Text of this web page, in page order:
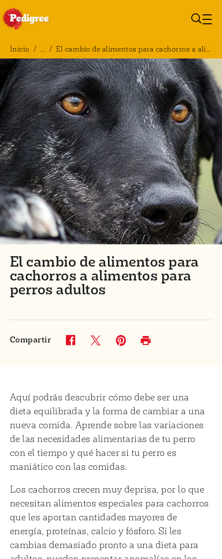
Breadcrumb
Inicio / ... / El cambio de alimentos para cachorros a alimentos para perros adultos
El cambio de alimentos para
cachorros a alimentos para
perros adultos
Compartir Facebook (opens in new window)
Twitter (opens in new window)
Pinterest (opens in new window)
Imprimir (opens in same
Aquí podrás descubrir cómo debe ser una
dieta equilibrada y la forma de cambiar a una
nueva comida. Aprende sobre las variaciones
de las necesidades alimentarias de tu perro
con el tiempo y qué hacer si tu perro es
maniático con las comidas.
Los cachorros crecen muy deprisa, por lo que
necesitan alimentos especiales para cachorros
que les aportan cantidades mayores de
energía, proteínas, calcio y fósforo. Si les
cambias demasiado pronto a una dieta para